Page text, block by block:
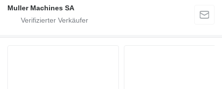
Muller Machines SA